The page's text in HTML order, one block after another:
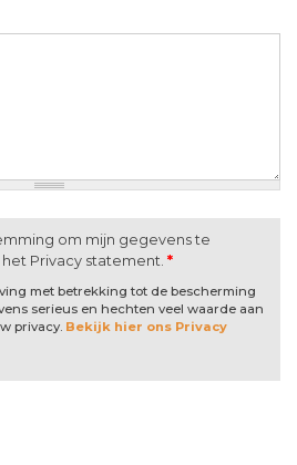
om mijn gegevens te
Privacy statement. *
met betrekking tot de bescherming
serieus en hechten veel waarde aan
privacy. Bekijk hier ons Privacy